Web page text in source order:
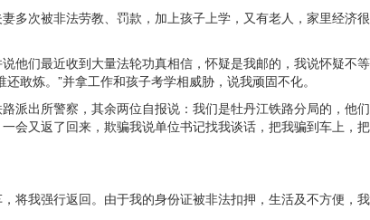
多次被非法劳教、罚款，加上孩子上学，又有老人，家里经济很
他们最近收到大量法轮功真相信，怀疑是我邮的，我说怀疑不等
敢炼。”并拿工作和孩子考学相威胁，说我顽固不化。
派出所警察，其余两位自报说：我们是牡丹江铁路分局的，他们
会又返了回来，欺骗我说单位书记找我谈话，把我骗到车上，把
将我强行返回。由于我的身份证被非法扣押，生活及不方便，我